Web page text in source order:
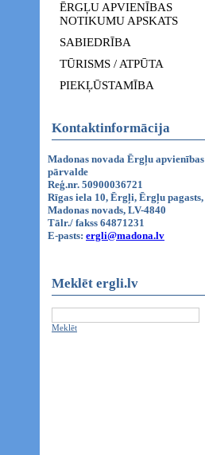
ĒRGĻU APVIENĪBAS
NOTIKUMU APSKATS
SABIEDRĪBA
TŪRISMS / ATPŪTA
PIEKĻŪSTAMĪBA
Kontaktinformācija
Madonas novada Ērgļu apvienības
pārvalde
Reģ.nr. 50900036721
Rīgas iela 10, Ērgļi, Ērgļu pagasts,
Madonas novads, LV-4840
Tālr./ fakss 64871231
E-pasts: ergli@madona.lv
Meklēt ergli.lv
Meklēt